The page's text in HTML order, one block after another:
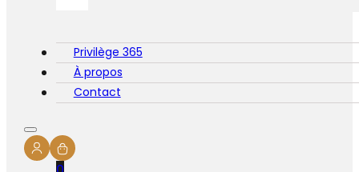
Privilège 365
À propos
Contact